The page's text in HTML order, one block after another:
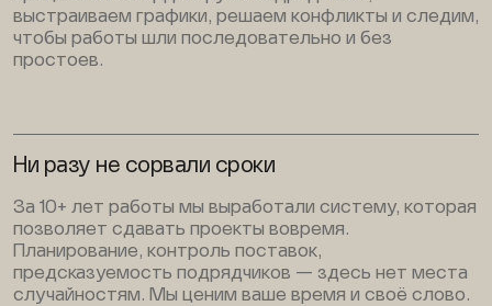
выстраиваем графики, решаем конфликты и следим,
чтобы работы шли последовательно и без
простоев.
Ни разу не сорвали сроки
За 10+ лет работы мы выработали систему, которая
позволяет сдавать проекты вовремя.
Планирование, контроль поставок,
предсказуемость подрядчиков — здесь нет места
случайностям. Мы ценим ваше время и своё слово.